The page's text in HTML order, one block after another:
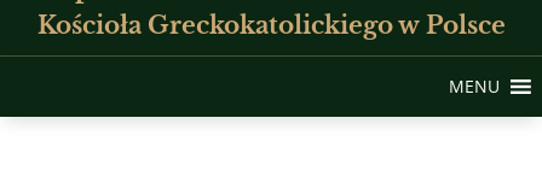
Kościoła Greckokatolickiego w Polsce
MENU